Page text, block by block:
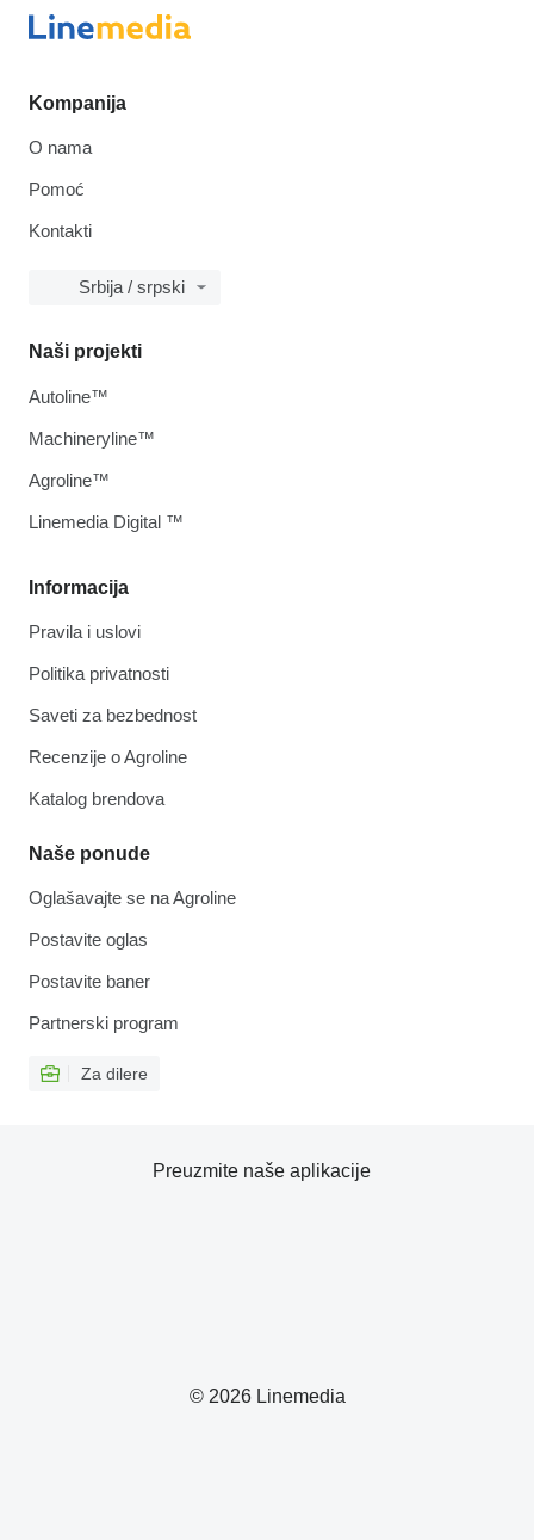
Kompanija
O nama
Pomoć
Kontakti
Srbija / srpski
Informacija
Pravila i uslovi
Politika privatnosti
Saveti za bezbednost
Recenzije o Agroline
Katalog brendova
Naše ponude
Oglašavajte se na Agroline
Postavite oglas
Postavite baner
Partnerski program
Za dilere
Naši projekti
Autoline™
Machineryline™
Agroline™
Linemedia Digital ™
© 2026 Linemedia
Preuzmite naše aplikacije